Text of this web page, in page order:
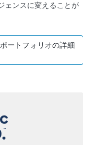
ェンスに変えることが
ートフォリオの詳細